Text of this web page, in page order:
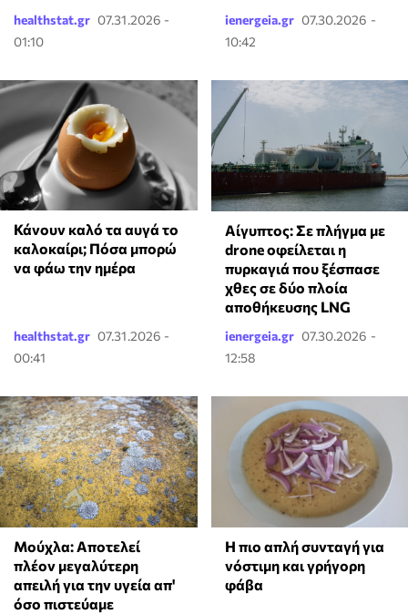
healthstat.gr 07.31.2026 -
01:10
ienergeia.gr 07.30.2026 -
10:42
Κάνουν καλό τα αυγά το
καλοκαίρι; Πόσα μπορώ
να φάω την ημέρα
healthstat.gr 07.31.2026 -
00:41
Αίγυπτος: Σε πλήγμα με
drone οφείλεται η
πυρκαγιά που ξέσπασε
χθες σε δύο πλοία
αποθήκευσης LNG
ienergeia.gr 07.30.2026 -
12:58
Μούχλα: Αποτελεί
πλέον μεγαλύτερη
απειλή για την υγεία απ'
όσο πιστεύαμε
Η πιο απλή συνταγή για
νόστιμη και γρήγορη
φάβα